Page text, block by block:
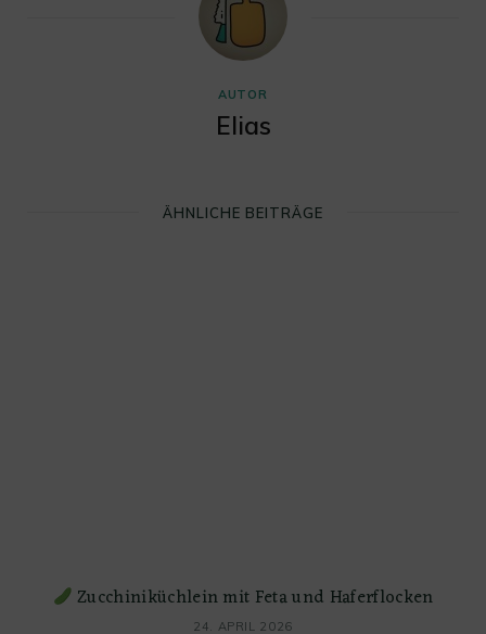
AUTOR
Elias
ÄHNLICHE BEITRÄGE
Zucchiniküchlein mit Feta und Haferflocken
24. APRIL 2026